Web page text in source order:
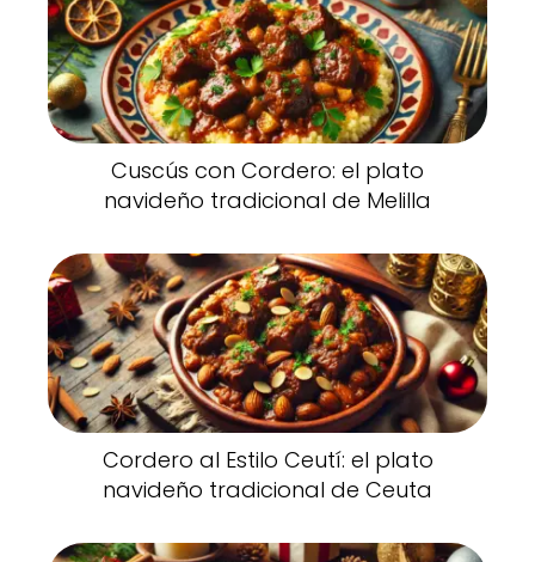
Cuscús con Cordero: el plato
navideño tradicional de Melilla
Cordero al Estilo Ceutí: el plato
navideño tradicional de Ceuta